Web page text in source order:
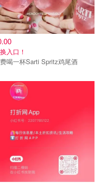
入口！
喝一杯Sarti Spritz鸡尾酒
关注我们